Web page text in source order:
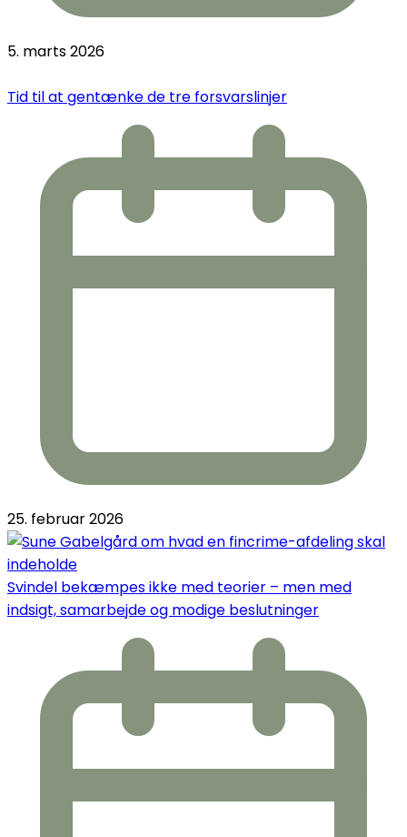
5. marts 2026
Tid til at gentænke de tre forsvarslinjer
25. februar 2026
Svindel bekæmpes ikke med teorier – men med
indsigt, samarbejde og modige beslutninger